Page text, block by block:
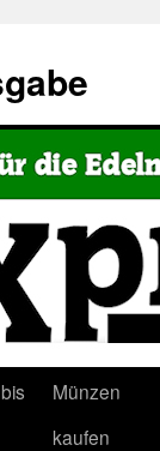
Münzen
kaufen